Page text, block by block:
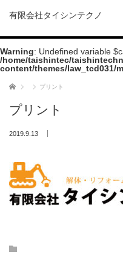
有限会社タイシンテクノ
Warning: Undefined variable
/home/taishintec/
content/themes/law_tcd031/
ホーム プリント
プリント
2019.9.13